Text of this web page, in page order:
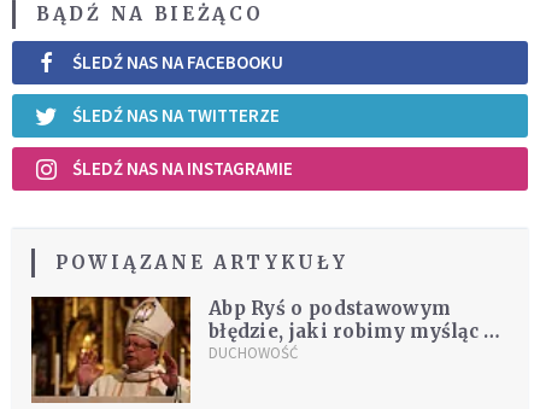
BĄDŹ NA BIEŻĄCO
ŚLEDŹ NAS NA FACEBOOKU
ŚLEDŹ NAS NA TWITTERZE
ŚLEDŹ NAS NA INSTAGRAMIE
POWIĄZANE ARTYKUŁY
Abp Ryś o podstawowym
błędzie, jaki robimy myśląc o
Bogu
DUCHOWOŚĆ